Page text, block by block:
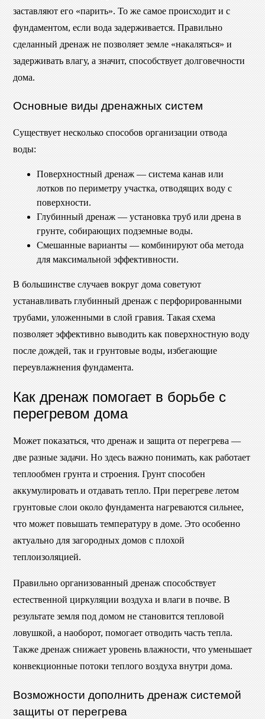
заставляют его «парить». То же самое происходит и с
фундаментом, если вода задерживается. Правильно
сделанный дренаж не позволяет земле «накаляться» и
задерживать влагу, а значит, способствует долговечности
дома.
Основные виды дренажных систем
Существует несколько способов организации отвода
воды:
Поверхностный дренаж — система канав или
лотков по периметру участка, отводящих воду с
поверхности.
Глубинный дренаж — установка труб или дрена в
грунте, собирающих подземные воды.
Смешанные варианты — комбинируют оба метода
для максимальной эффективности.
В большинстве случаев вокруг дома советуют
устанавливать глубинный дренаж с перфорированными
трубами, уложенными в слой гравия. Такая схема
позволяет эффективно выводить как поверхностную воду
после дождей, так и грунтовые воды, избегающие
переувлажнения фундамента.
Как дренаж помогает в борьбе с
перегревом дома
Может показаться, что дренаж и защита от перегрева —
две разные задачи. Но здесь важно понимать, как работает
теплообмен грунта и строения. Грунт способен
аккумулировать и отдавать тепло. При перегреве летом
грунтовые слои около фундамента нагреваются сильнее,
что может повышать температуру в доме. Это особенно
актуально для загородных домов с плохой
теплоизоляцией.
Правильно организованный дренаж способствует
естественной циркуляции воздуха и влаги в почве. В
результате земля под домом не становится тепловой
ловушкой, а наоборот, помогает отводить часть тепла.
Также дренаж снижает уровень влажности, что уменьшает
конвекционные потоки теплого воздуха внутри дома.
Возможности дополнить дренаж системой
защиты от перегрева